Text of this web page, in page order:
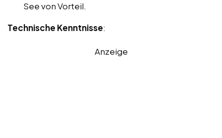
See von Vorteil.
Technische Kenntnisse:
Anzeige